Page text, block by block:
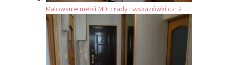
Malowanie mebli MDF: rady i wskazówki cz. 2